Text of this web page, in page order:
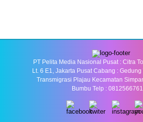
PT Pelita Media Nasional Pusat : Citra
Lt. 6 E1, Jakarta Pusat Cabang : Gedung
Transmigrasi Plajau Kecamatan
Bumbu Telp :